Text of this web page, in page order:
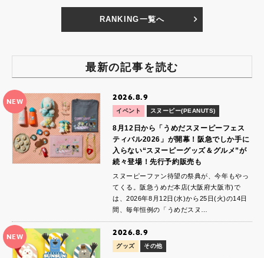
RANKING一覧へ
最新の記事を読む
NEW 2026.8.9
イベント スヌーピー(PEANUTS)
8月12日から「うめだスヌーピーフェス
ティバル2026」が開幕！阪急でしか手に
入らない“スヌーピーグッズ＆グルメ”が
続々登場！先行予約販売も
スヌーピーファン待望の祭典が、今年もやっ
てくる。阪急うめだ本店(大阪府大阪市)で
は、2026年8月12日(水)から25日(火)の14日
間、毎年恒例の「うめだスヌ…
NEW 2026.8.9
グッズ その他